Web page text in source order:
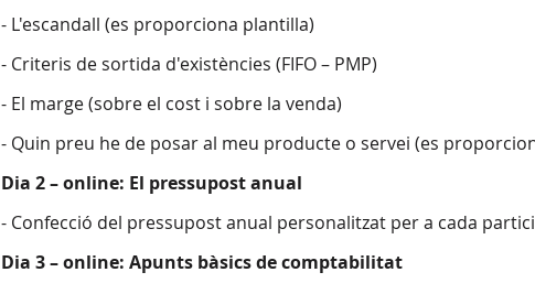
- L'escandall (es proporciona plantilla)
- Criteris de sortida d'existències (FIFO – PMP)
- El marge (sobre el cost i sobre la venda)
- Quin preu he de posar al meu producte o servei (es
Dia 2 – online: El pressupost anual
- Confecció del pressupost anual personalitzat per a cada
Dia 3 – online: Apunts bàsics de comptabilitat